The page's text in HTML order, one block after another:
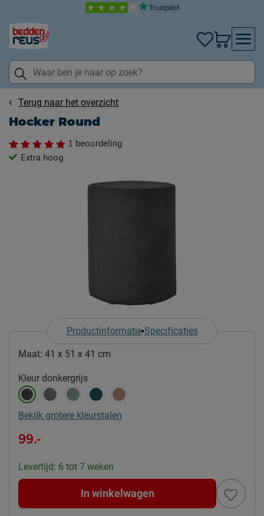
Terug naar het overzicht
Hocker Round
1 beoordeling
Extra hoog
Productinformatie Specificaties
Maat: 41 x 51 x 41 cm
Kleur donkergrijs
Bekijk grotere kleurstalen
99.-
Levertijd: 6 tot 7 weken
In winkelwagen